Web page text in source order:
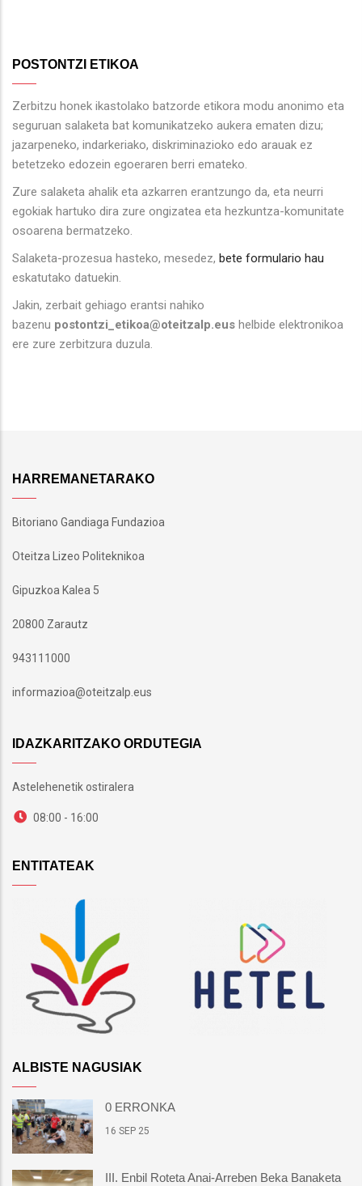
POSTONTZI ETIKOA
Zerbitzu honek ikastolako batzorde etikora modu anonimo eta
seguruan salaketa bat komunikatzeko aukera ematen dizu;
jazarpeneko, indarkeriako, diskriminazioko edo arauak ez
betetzeko edozein egoeraren berri emateko.
Zure salaketa ahalik eta azkarren erantzungo da, eta neurri
egokiak hartuko dira zure ongizatea eta hezkuntza-komunitate
osoarena bermatzeko.
Salaketa-prozesua hasteko, mesedez, bete formulario hau
eskatutako datuekin.
Jakin, zerbait gehiago erantsi nahiko
bazenu postontzi_etikoa@oteitzalp.eus helbide elektronikoa
ere zure zerbitzura duzula.
HARREMANETARAKO
Bitoriano Gandiaga Fundazioa
Oteitza Lizeo Politeknikoa
Gipuzkoa Kalea 5
20800 Zarautz
943111000
informazioa@oteitzalp.eus
IDAZKARITZAKO ORDUTEGIA
Astelehenetik ostiralera
08:00 - 16:00
ENTITATEAK
ALBISTE NAGUSIAK
0 ERRONKA
16 SEP 25
III. Enbil Roteta Anai-Arreben Beka Banaketa